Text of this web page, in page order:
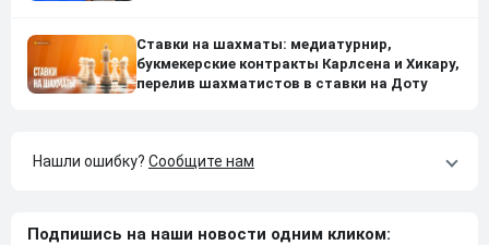
Ставки на шахматы: медиатурнир,
букмекерские контракты Карлсена и Хикару,
перелив шахматистов в ставки на Доту
Нашли ошибку? Сообщите нам
Подпишись на наши новости одним кликом: